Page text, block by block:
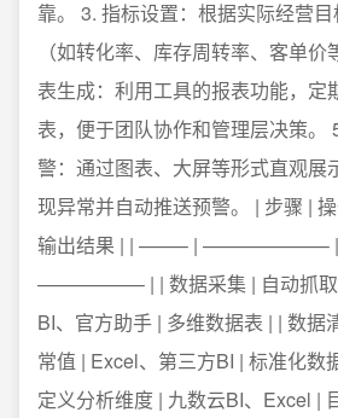
靠。 3. 指标设置：根据实际经营
（如转化率、库存周转率、客单
表生成：利用工具的报表功能，定
表，便于团队协作和管理层决策。
警：通过图表、大屏等形式直观展
现异常并自动推送预警。 | 步骤 |
输出结果 | | ——– |
—————– | | 数据采集 | 自动抓取
BI、官方助手 | 多维数据表 | | 数据
常值 | Excel、第三方BI | 标准化数
定义分析维度 | 九数云BI、Excel |